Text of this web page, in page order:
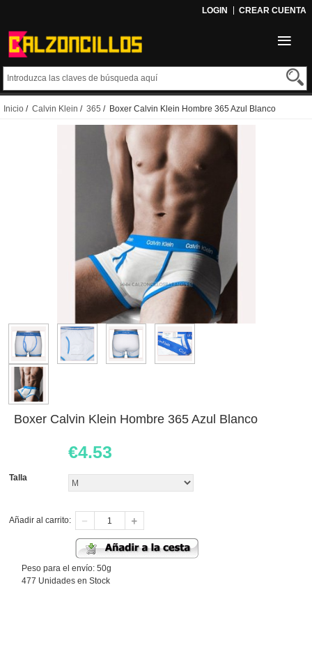
LOGIN CREAR CUENTA
Inicio / Calvin Klein / 365 / Boxer Calvin Klein Hombre 365 Azul Blanco
Boxer Calvin Klein Hombre 365 Azul Blanco
€4.53
Talla
Añadir al carrito:
Peso para el envío: 50g
477 Unidades en Stock